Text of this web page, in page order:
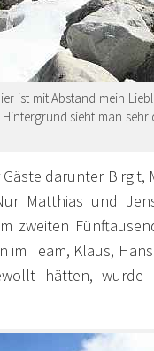
ist mit Abstand mein
sieht man sehr
darunter Birgit,
Matthias und
zweiten
Team, Klaus,
hätten, wurde